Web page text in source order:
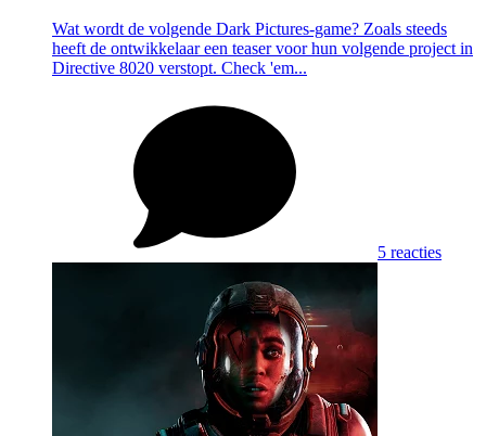
Wat wordt de volgende Dark Pictures-game? Zoals steeds
heeft de ontwikkelaar een teaser voor hun volgende project in
Directive 8020 verstopt. Check 'em...
5 reacties